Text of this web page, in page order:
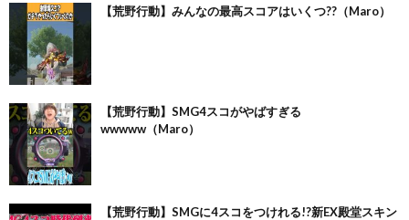
【荒野行動】みんなの最高スコアはいくつ??（Maro）
【荒野行動】SMG4スコがやばすぎる
wwwww（Maro）
【荒野行動】SMGに4スコをつけれる!?新EX殿堂スキン